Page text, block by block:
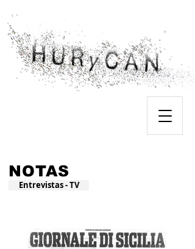
NOTAS
Entrevistas - TV